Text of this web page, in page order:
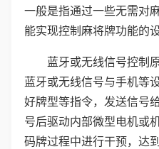
一般是指通过一些无需对
能实现控制麻将牌功能的
蓝牙或无线信号控制
蓝牙或无线信号与手机等
好牌型等指令，发送信号
号后驱动内部微型电机或
码牌过程中进行干预，达